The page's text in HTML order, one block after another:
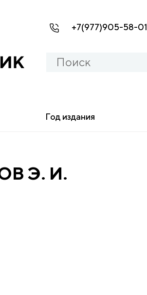
+7(977)905-58-01
Год издания
Э. И.